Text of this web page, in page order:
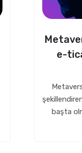
e-
başta